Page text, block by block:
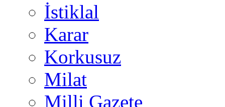
İstiklal
Karar
Korkusuz
Milat
Milli Gazete